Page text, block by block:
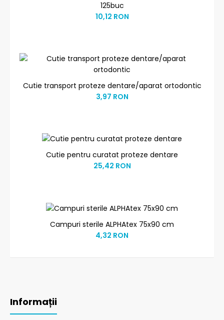
125buc
10,12 RON
Cutie transport proteze dentare/aparat ortodontic
3,97 RON
Cutie pentru curatat proteze dentare
25,42 RON
Campuri sterile ALPHAtex 75x90 cm
4,32 RON
Informații